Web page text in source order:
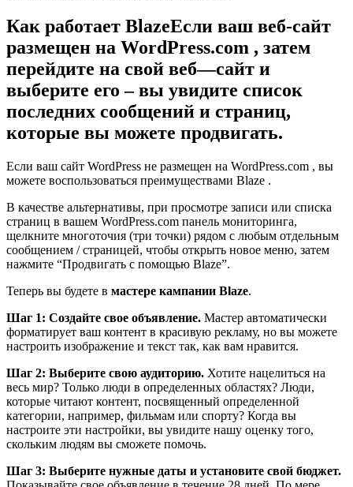
Как работает BlazeЕсли ваш веб-сайт
размещен на WordPress.com , затем
перейдите на свой веб—сайт и
выберите его – вы увидите список
последних сообщений и страниц,
которые вы можете продвигать.
Если ваш сайт WordPress не размещен на WordPress.com , вы
можете воспользоваться преимуществами Blaze .
В качестве альтернативы, при просмотре записи или списка
страниц в вашем WordPress.com панель мониторинга,
щелкните многоточия (три точки) рядом с любым отдельным
сообщением / страницей, чтобы открыть новое меню, затем
нажмите “Продвигать с помощью Blaze”.
Теперь вы будете в мастере кампании Blaze.
Шаг 1: Создайте свое объявление. Мастер автоматически
форматирует ваш контент в красивую рекламу, но вы можете
настроить изображение и текст так, как вам нравится.
Шаг 2: Выберите свою аудиторию. Хотите нацелиться на
весь мир? Только люди в определенных областях? Люди,
которые читают контент, посвященный определенной
категории, например, фильмам или спорту? Когда вы
настроите эти настройки, вы увидите нашу оценку того,
скольким людям вы сможете помочь.
Шаг 3: Выберите нужные даты и установите свой бюджет.